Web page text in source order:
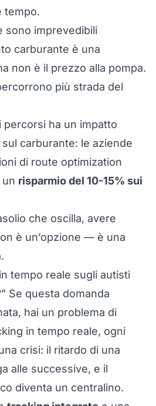
tempo.
sono imprevedibili
carburante è una
non è il prezzo alla pompa.
più strada del
percorsi ha un impatto
carburante: le aziende
di route optimization
risparmio del 10-15% sui
che oscilla, avere
è un’opzione — è una
tempo reale sugli autisti
Se questa domanda
hai un problema di
in tempo reale, ogni
crisi: il ritardo di una
alle successive, e il
diventa un centralino.